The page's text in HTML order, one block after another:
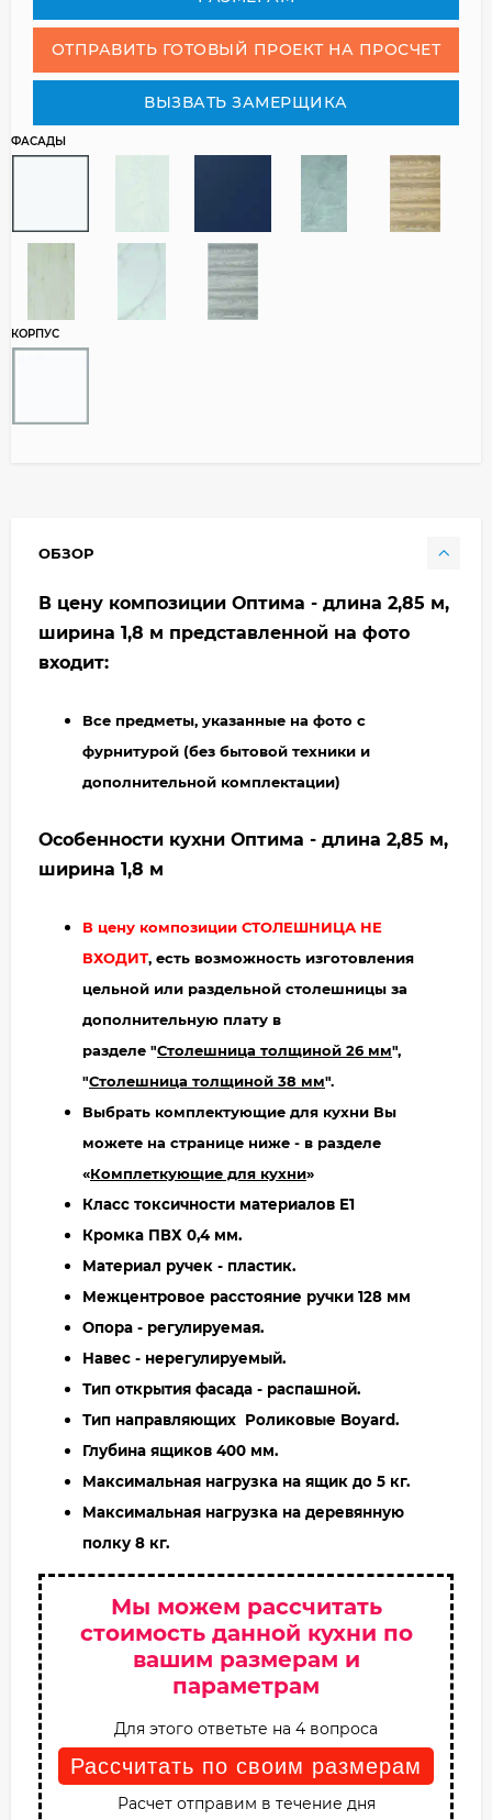
ОТПРАВИТЬ ГОТОВЫЙ ПРОЕКТ НА ПРОСЧЕТ
ВЫЗВАТЬ ЗАМЕРЩИКА
ФАСАДЫ
КОРПУС
ОБЗОР
В цену композиции Оптима - длина 2,85 м,
ширина 1,8 м представленной на фото
входит:
Все предметы, указанные на фото с
фурнитурой (без бытовой техники и
дополнительной комплектации)
Особенности кухни Оптима - длина 2,85 м,
ширина 1,8 м
В цену композиции СТОЛЕШНИЦА НЕ
ВХОДИТ, есть возможность изготовления
цельной или раздельной столешницы за
дополнительную плату в
разделе "Столешница толщиной 26 мм",
"Столешница толщиной 38 мм".
Выбрать комплектующие для кухни Вы
можете на странице ниже - в разделе
«Комплеткующие для кухни»
Класс токсичности материалов Е1
Кромка ПВХ 0,4 мм.
Материал ручек - пластик.
Межцентровое расстояние ручки 128 мм
Опора - регулируемая.
Навес - нерегулируемый.
Тип открытия фасада - распашной.
Тип направляющих Роликовые Boyard.
Глубина ящиков 400 мм.
Максимальная нагрузка на ящик до 5 кг.
Максимальная нагрузка на деревянную
полку 8 кг.
Мы можем рассчитать
стоимость данной кухни по
вашим размерам и
параметрам
Для этого ответьте на 4 вопроса
Рассчитать по своим размерам
Расчет отправим в течение дня